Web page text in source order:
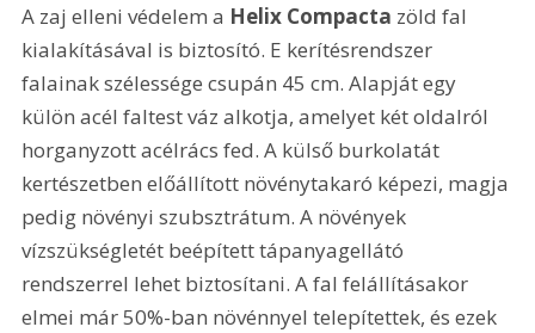
A zaj elleni védelem a Helix Compacta zöld fal
kialakításával is biztosító. E kerítésrendszer
falainak szélessége csupán 45 cm. Alapját egy
külön acél faltest váz alkotja, amelyet két oldalról
horganyzott acélrács fed. A külső burkolatát
kertészetben előállított növénytakaró képezi, magja
pedig növényi szubsztrátum. A növények
vízszükségletét beépített tápanyagellátó
rendszerrel lehet biztosítani. A fal felállításakor
elmei már 50%-ban növénnyel telepítettek, és ezek